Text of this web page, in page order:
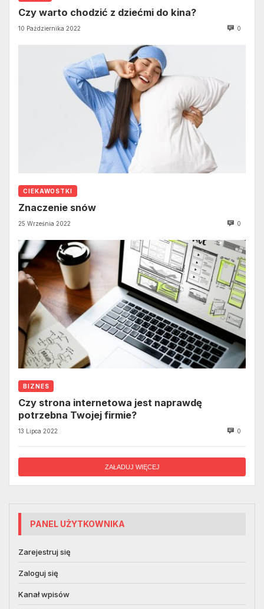
Czy warto chodzić z dziećmi do kina?
10 Października 2022 0
CIEKAWOSTKI
Znaczenie snów
25 Września 2022 0
BIZNES
Czy strona internetowa jest naprawdę
potrzebna Twojej firmie?
13 Lipca 2022 0
ZAŁADUJ WIĘCEJ
PANEL UŻYTKOWNIKA
Zarejestruj się
Zaloguj się
Kanał wpisów